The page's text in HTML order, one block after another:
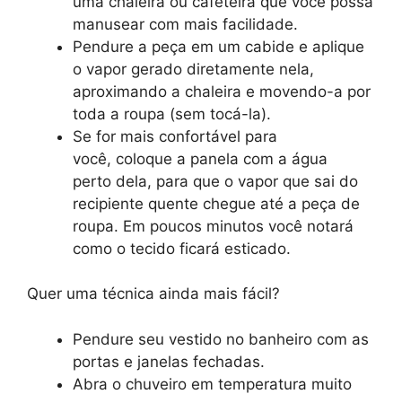
manusear com mais facilidade.
Pendure a peça em um cabide e aplique
o vapor gerado diretamente nela,
aproximando a chaleira e movendo-a por
toda a roupa (sem tocá-la).
Se for mais confortável para
você, coloque a panela com a água
perto dela, para que o vapor que sai do
recipiente quente chegue até a peça de
roupa. Em poucos minutos você notará
como o tecido ficará esticado.
Quer uma técnica ainda mais fácil?
Pendure seu vestido no banheiro com as
portas e janelas fechadas.
Abra o chuveiro em temperatura muito